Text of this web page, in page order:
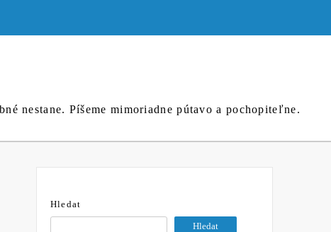
nestane. Píšeme mimoriadne pútavo a pochopiteľne.
Hledat
Hledat